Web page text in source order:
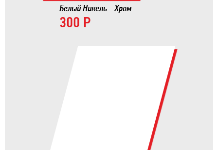
Белый Никель - Хром
300 Р